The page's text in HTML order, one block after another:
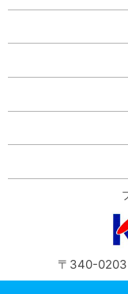
〒340-0203